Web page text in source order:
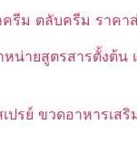
รีม ตลับครีม ราคา
น่ายสูตรสารตั้งต้น
ปรย์ ขวดอาหารเส